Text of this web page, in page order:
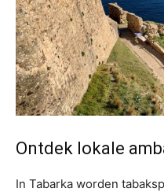
Ontdek lokale
In Tabarka worden